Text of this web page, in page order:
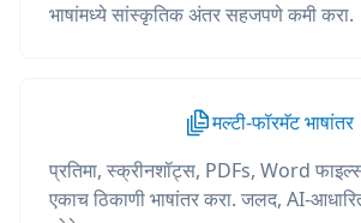
भाषांमध्ये सांस्कृतिक अंतर सहजपणे कमी करा.
मल्टी-फॉरमॅट भाषांतर
प्रतिमा, स्क्रीनशॉट्स, PDFs, Word
एकाच ठिकाणी भाषांतर करा. जलद, AI-